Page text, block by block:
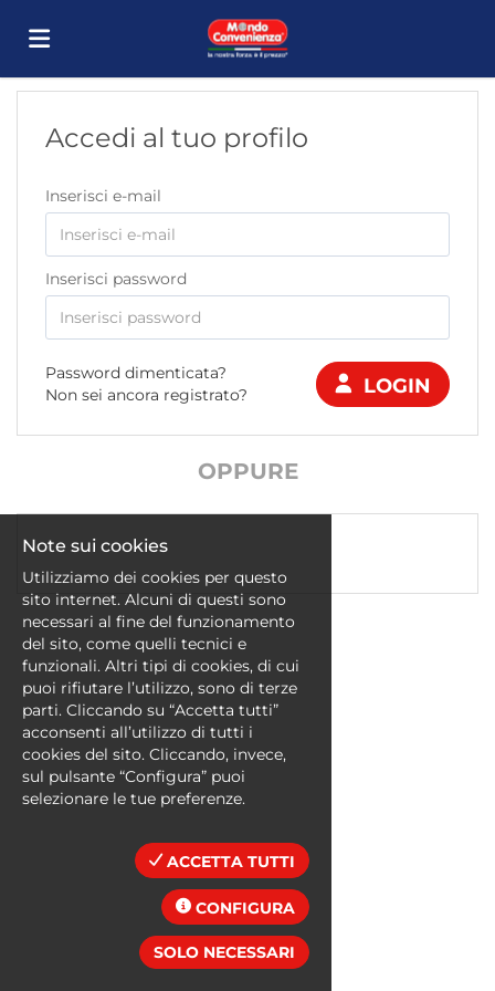
Offerte
di
lavoro
Carica
il
Login
FR
IT
DE
ES
Accedi al tuo profilo
Inserisci e-mail
Inserisci password
LOGIN
Password dimenticata?
Non sei ancora registrato?
OPPURE
Note sui cookies
Utilizziamo dei cookies per questo
sito internet. Alcuni di questi sono
necessari al fine del funzionamento
del sito, come quelli tecnici e
funzionali. Altri tipi di cookies, di cui
puoi rifiutare l’utilizzo, sono di terze
parti. Cliccando su “Accetta tutti”
acconsenti all’utilizzo di tutti i
cookies del sito. Cliccando, invece,
sul pulsante “Configura” puoi
selezionare le tue preferenze.
ACCETTA TUTTI
CONFIGURA
SOLO NECESSARI